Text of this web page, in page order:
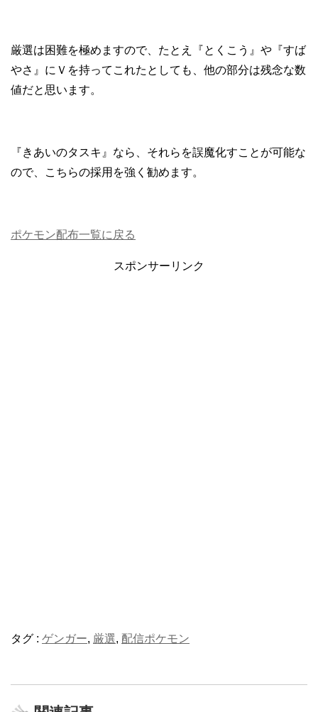
厳選は困難を極めますので、たとえ『とくこう』や『すば
やさ』にＶを持ってこれたとしても、他の部分は残念な数
値だと思います。
『きあいのタスキ』なら、それらを誤魔化すことが可能な
ので、こちらの採用を強く勧めます。
ポケモン配布一覧に戻る
スポンサーリンク
タグ : ゲンガー, 厳選, 配信ポケモン